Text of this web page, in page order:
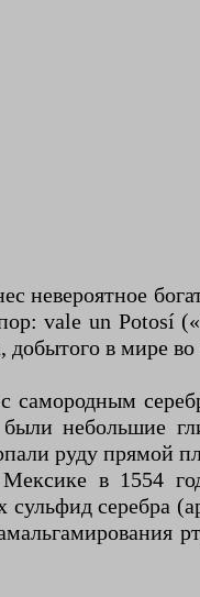
невероятное
vale un
добытого в мире
самородным
небольшие
руду прямой
в 1554
сульфид